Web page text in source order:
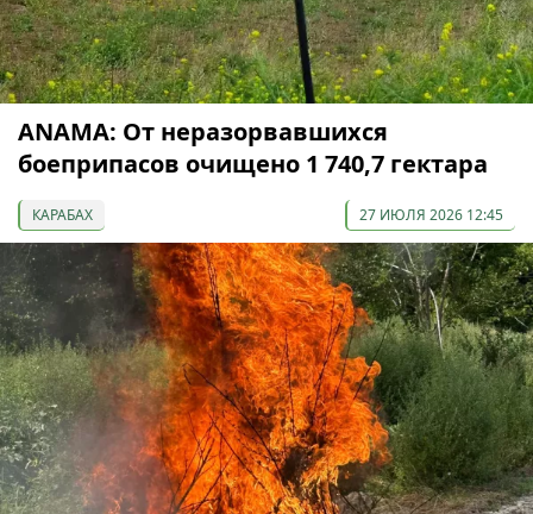
ANAMA: От неразорвавшихся
боеприпасов очищено 1 740,7 гектара
КАРАБАХ 27 ИЮЛЯ 2026 12:45